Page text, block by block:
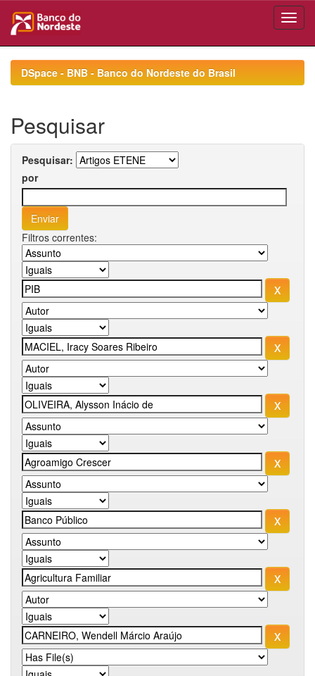
navigationDSpace - BNB - Banco do Nordeste do Brasil
Pesquisar
Pesquisar:
por
Filtros correntes: